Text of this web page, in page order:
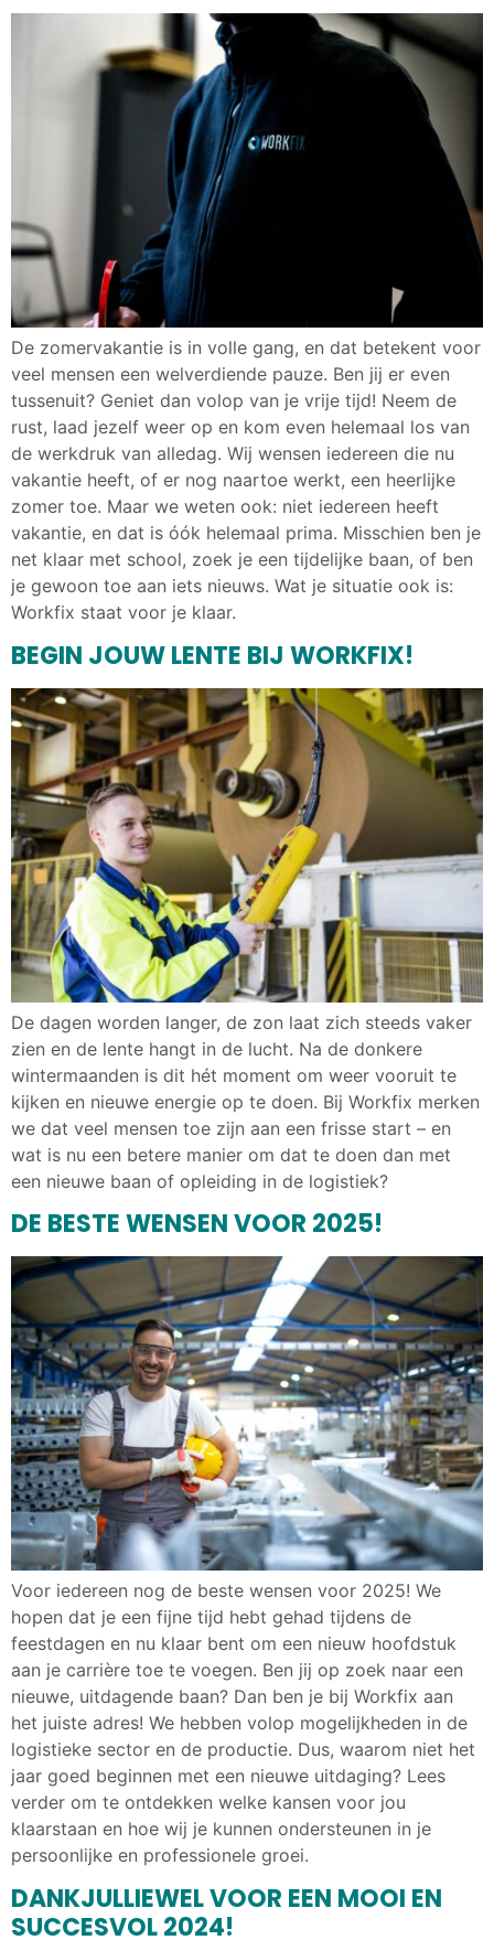
De zomervakantie is in volle gang, en dat betekent voor
veel mensen een welverdiende pauze. Ben jij er even
tussenuit? Geniet dan volop van je vrije tijd! Neem de
rust, laad jezelf weer op en kom even helemaal los van
de werkdruk van alledag. Wij wensen iedereen die nu
vakantie heeft, of er nog naartoe werkt, een heerlijke
zomer toe. Maar we weten ook: niet iedereen heeft
vakantie, en dat is óók helemaal prima. Misschien ben je
net klaar met school, zoek je een tijdelijke baan, of ben
je gewoon toe aan iets nieuws. Wat je situatie ook is:
Workfix staat voor je klaar.
BEGIN JOUW LENTE BIJ WORKFIX!
De dagen worden langer, de zon laat zich steeds vaker
zien en de lente hangt in de lucht. Na de donkere
wintermaanden is dit hét moment om weer vooruit te
kijken en nieuwe energie op te doen. Bij Workfix merken
we dat veel mensen toe zijn aan een frisse start – en
wat is nu een betere manier om dat te doen dan met
een nieuwe baan of opleiding in de logistiek?
DE BESTE WENSEN VOOR 2025!
Voor iedereen nog de beste wensen voor 2025! We
hopen dat je een fijne tijd hebt gehad tijdens de
feestdagen en nu klaar bent om een nieuw hoofdstuk
aan je carrière toe te voegen. Ben jij op zoek naar een
nieuwe, uitdagende baan? Dan ben je bij Workfix aan
het juiste adres! We hebben volop mogelijkheden in de
logistieke sector en de productie. Dus, waarom niet het
jaar goed beginnen met een nieuwe uitdaging? Lees
verder om te ontdekken welke kansen voor jou
klaarstaan en hoe wij je kunnen ondersteunen in je
persoonlijke en professionele groei.
DANKJULLIEWEL VOOR EEN MOOI EN
SUCCESVOL 2024!